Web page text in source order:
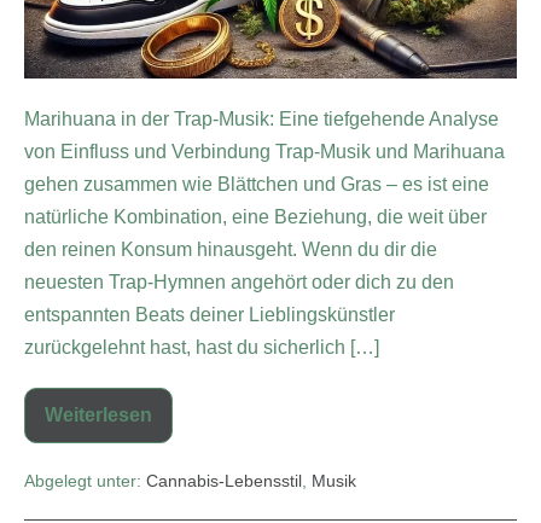
Marihuana in der Trap-Musik: Eine tiefgehende Analyse
von Einfluss und Verbindung Trap-Musik und Marihuana
gehen zusammen wie Blättchen und Gras – es ist eine
natürliche Kombination, eine Beziehung, die weit über
den reinen Konsum hinausgeht. Wenn du dir die
neuesten Trap-Hymnen angehört oder dich zu den
entspannten Beats deiner Lieblingskünstler
zurückgelehnt hast, hast du sicherlich […]
Weiterlesen
Abgelegt unter: Cannabis-Lebensstil Musik